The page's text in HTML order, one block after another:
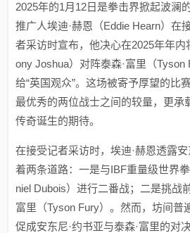
2025年的1月12日是拳击界掀起波澜
推广人埃迪·赫恩（Eddie Hearn）在
者采访时宣布，他决心在2025年年内
ony Joshua）对阵泰森·富里（
给“英国观众”。这场被寄予厚望的比
最优秀的两位战士之间的较量，更承
传奇诞生的期待。
在接受记者采访时，埃迪·赫恩透露
着两条道路：一是与IBF重量级世界
niel Dubois）进行二番战；二是挑战
富里（Tyson Fury）。然而，坊间普
促成安东尼·约书亚与泰森·富里的对